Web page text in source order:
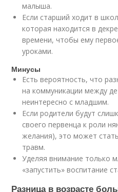
малыша.
Если старший ходит в
которая находится в
времени, чтобы ему
уроками.
Минусы
Есть вероятность, что
на коммуникации между
неинтересно с младшим.
Если родители будут
своего первенца к роли
желания), это может
травм.
Уделяя внимание только
«запустить» воспитание
Разница в возрасте